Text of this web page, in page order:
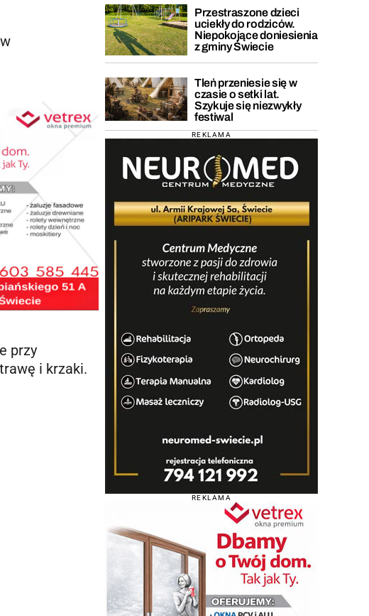
przy
i krzaki.
Przestraszone dzieci
uciekły do rodziców.
Niepokojące doniesienia
z gminy Świecie
Tleń przeniesie się w
czasie o setki lat.
Szykuje się niezwykły
festiwal
REKLAMA
REKLAMA